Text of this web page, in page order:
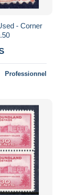
- Corner
Professionnel